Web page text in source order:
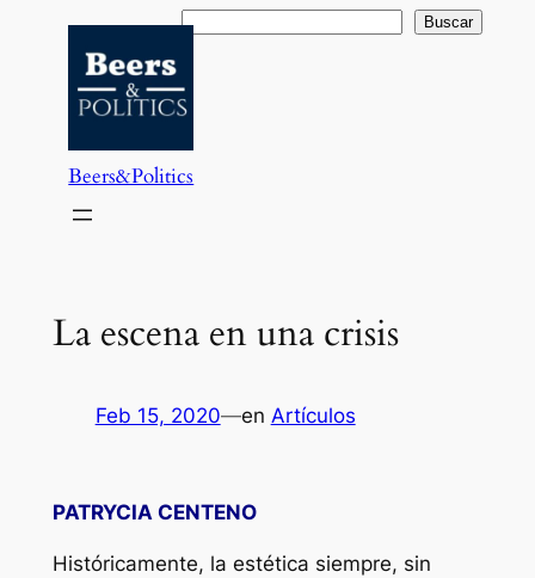
contenido
Buscar Buscar
Beers&Politics
La escena en una crisis
Feb 15, 2020—en Artículos
PATRYCIA CENTENO
Históricamente, la estética siempre, sin